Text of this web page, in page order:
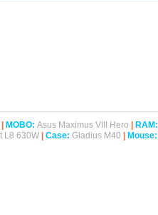
| MOBO: Asus Maximus VIII Hero | RAM:
L8 630W | Case: Gladius M40 | Mouse: